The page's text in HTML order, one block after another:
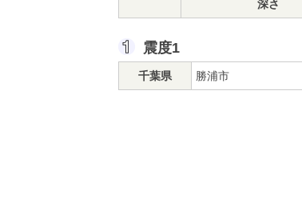
深さ
震度1
千葉県 勝浦市